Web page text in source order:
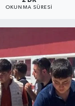
OKUNMA SÜRESI